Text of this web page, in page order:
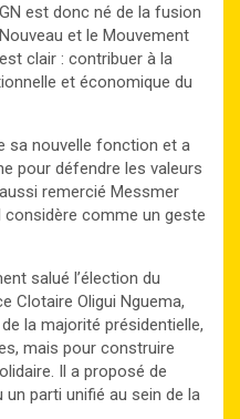
est donc né de la fusion
et le Mouvement
clair : contribuer à la
et économique du
sa nouvelle fonction et a
pour défendre les valeurs
remercié Messmer
considère comme un geste
salué l’élection du
Clotaire Oligui Nguema,
la majorité présidentielle,
mais pour construire
Il a proposé de
parti unifié au sein de la